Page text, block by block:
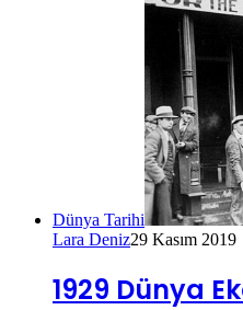
Dünya Tarihi
Lara Deniz29 Kasım 2019
1929 Dünya